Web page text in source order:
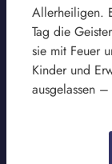
Allerheiligen.
Tag die
sie mit Feuer
Kinder und
ausgelassen